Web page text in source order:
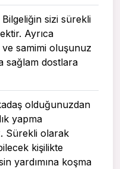
sizi sürekli
Ayrıca
ve samimi oluşunuz
sağlam dostlara
olduğunuzdan
yapma
Sürekli olarak
kişilikte
yardımına koşma